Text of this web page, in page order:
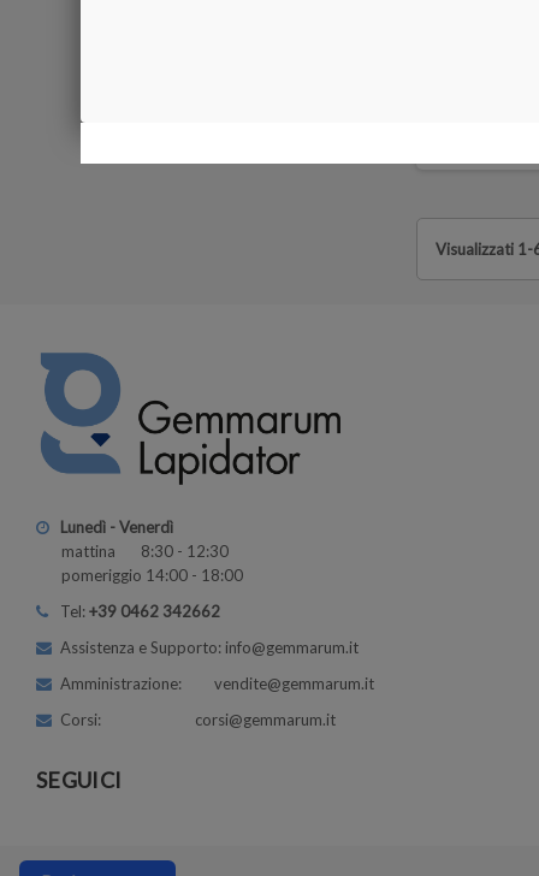
Visualizzati 1-
Lunedì - Venerdì
mattina 8:30 - 12:30
pomeriggio 14:00 - 18:00
Tel:+39 0462 342662
Assistenza e Supporto: info@gemmarum.it
Amministrazione: vendite@gemmarum.it
Corsi: corsi@gemmarum.it
SEGUICI